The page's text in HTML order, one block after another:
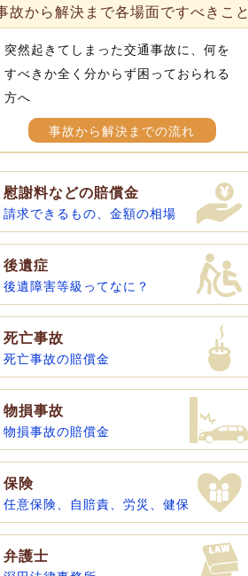
故から解決まで各場面ですべきこと
突然起きてしまった交通事故に、何を
すべきか全く分からず困っておられる
方へ
事故から解決までの流れ
慰謝料などの賠償金
請求できるもの、金額の相場
後遺症
後遺障害等級ってなに？
死亡事故
死亡事故の賠償金
物損事故
物損事故の賠償金
保険
任意保険、自賠責、労災、健保
弁護士